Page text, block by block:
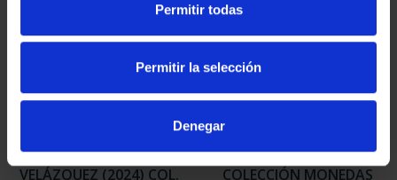
Permitir todas
Permitir la selección
Denegar
425 ANIV. DE
VELÁZQUEZ (2024) COL.
AÑO GAUDÍ -
COLECCIÓN MONEDAS